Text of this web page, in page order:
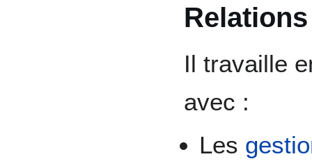
Il travaille
avec :
Les